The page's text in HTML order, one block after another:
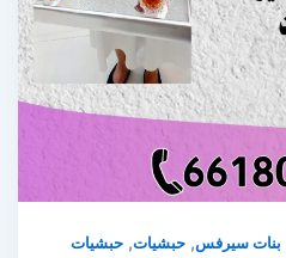
بنات سيرفس, حبشيات, حبشيات